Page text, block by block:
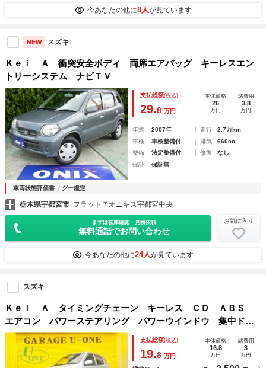
今あなたの他に8人が見ています
NEW スズキ
Ｋｅｉ Ａ 衝突安全ボディ 両席エアバッグ キーレスエン
トリーシステム ナビＴＶ
支払総額(税込)
29.8 万円
本体価格
26
万円
諸費用
3.8
万円
年式 2007年 走行
2.7万km
車検
車検整備付 排気
660cc
整備
法定整備付 修復
なし
保証
保証無
車両状態評価書 グー鑑定
栃木県宇都宮市 フラット７オニキス宇都宮中央
まずは在庫確認・見積依頼
無料通話でお問い合わせ
お気に入り
今あなたの他に24人が見ています
スズキ
Ｋｅｉ Ａ タイミングチェーン キーレス ＣＤ ＡＢＳ
エアコン パワーステアリング パワーウインドウ 集中ドア
ロック デュアルエアバッグ ＡＭＦＭラジオ 一年保証
支払総額(税込)
19.8 万円
本体価格
16.8
万円
諸費用
3
万円